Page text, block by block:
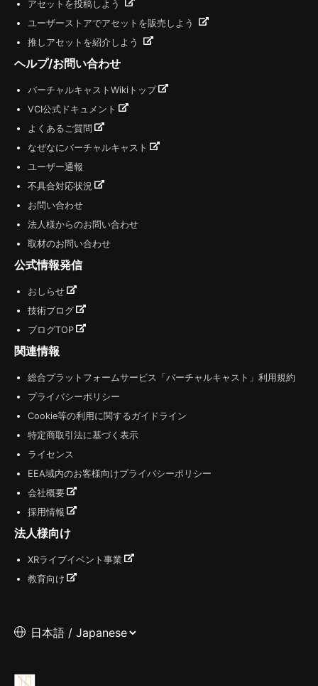
アセットを投稿しよう
ユーザーストアでアセットを販売しよう
推しアセットを紹介しよう
ヘルプ/お問い合わせ
バーチャルキャストWikiトップ
VCI公式ドキュメント
よくあるご質問
なぜなにバーチャルキャスト
ユーザー通報
不具合対応状況
お問い合わせ
法人様からのお問い合わせ
取材のお問い合わせ
公式情報発信
おしらせ
技術ブログ
ブログTOP
関連情報
総合プラットフォームサービス「バーチャルキャスト」利用規約
プライバシーポリシー
Cookie等の利用に関するガイドライン
特定商取引法に基づく表示
ライセンス
EEA域内のお客様向けプライバシーポリシー
会社概要
採用情報
法人様向け
XRライブイベント事業
教育向け